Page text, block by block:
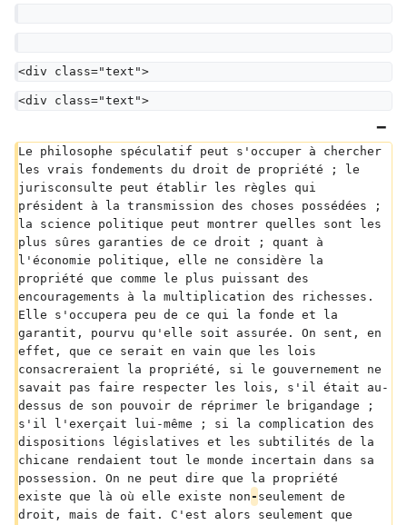
<div class="text">
<div class="text">
Le philosophe spéculatif peut s'occuper à chercher
les vrais fondements du droit de propriété ; le
jurisconsulte peut établir les règles qui
président à la transmission des choses possédées ;
la science politique peut montrer quelles sont les
plus sûres garanties de ce droit ; quant à
l'économie politique, elle ne considère la
propriété que comme le plus puissant des
encouragements à la multiplication des richesses.
Elle s'occupera peu de ce qui la fonde et la
garantit, pourvu qu'elle soit assurée. On sent, en
effet, que ce serait en vain que les lois
consacreraient la propriété, si le gouvernement ne
savait pas faire respecter les lois, s'il était au-
dessus de son pouvoir de réprimer le brigandage ;
s'il l'exerçait lui-même ; si la complication des
dispositions législatives et les subtilités de la
chicane rendaient tout le monde incertain dans sa
possession. On ne peut dire que la propriété
existe que là où elle existe non - seulement de
droit, mais de fait. C'est alors seulement que